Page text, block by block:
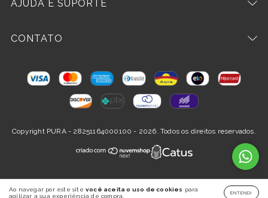
Ao navegar por este site você aceita o uso de cookies para
agilizar a sua experiência de compra.
ENTENDI
AJUDA E SUPORTE
CONTATO
Copyright PURA - 28251164000100 - 2026. Todos os direitos reservados.